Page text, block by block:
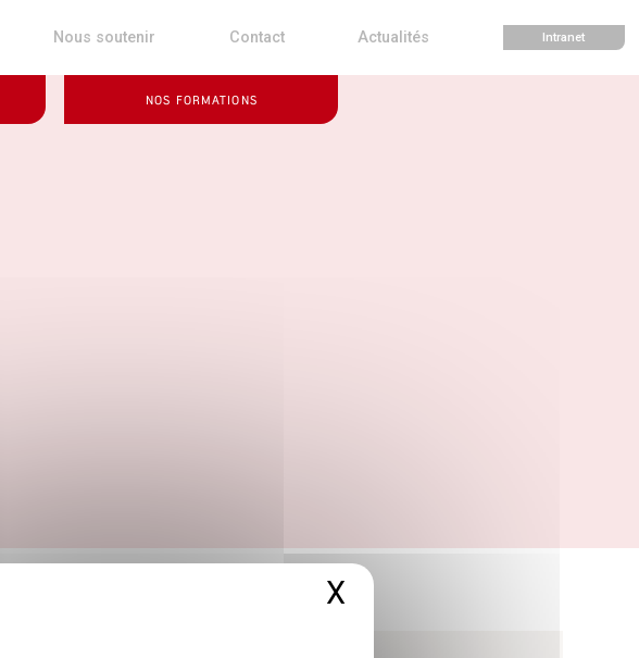
X Masquer le
Nous soutenir Contact Actualités Intranet
NOS FORMATIONS